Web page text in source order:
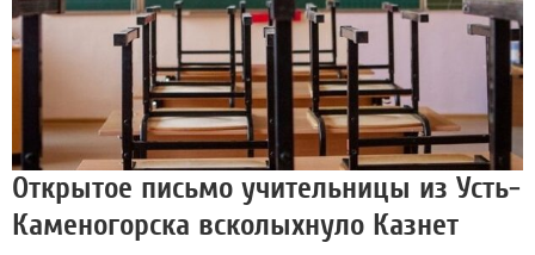
Открытое письмо учительницы из Усть-
Каменогорска всколыхнуло Казнет